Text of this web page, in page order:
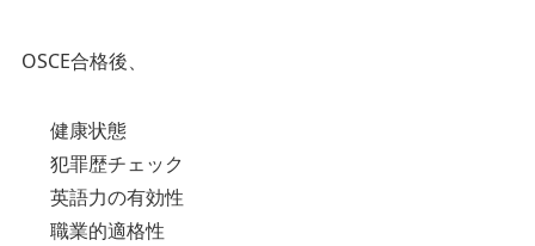
OSCE合格後、
健康状態
犯罪歴チェック
英語力の有効性
職業的適格性